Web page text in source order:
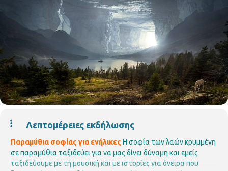
Λεπτομέρειες εκδήλωσης
Παραμύθια σοφίας για ενήλικες Η σοφία των λαών κρυμμένη
σε παραμύθια ταξιδεύει για να μας δίνει δύναμη και εμείς
ταξιδεύουμε με τη μουσική και με ιστορίες για όνειρα που